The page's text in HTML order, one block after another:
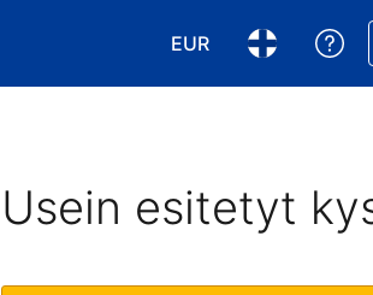
EUR
Valitse valuutta.
Valitse kieli.
Usein esitetyt